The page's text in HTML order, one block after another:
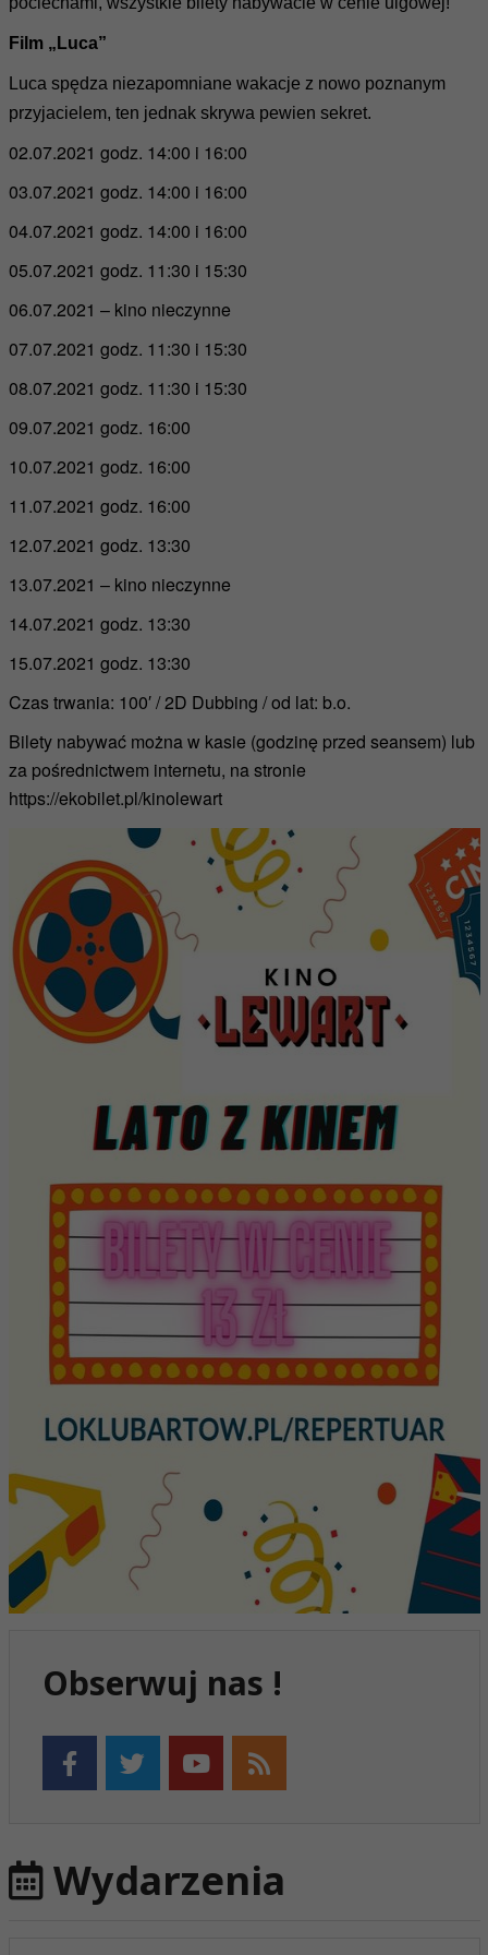
Film „Luca”
Luca spędza niezapomniane wakacje z nowo poznanym
przyjacielem, ten jednak skrywa pewien sekret.
02.07.2021 godz. 14:00 i 16:00
03.07.2021 godz. 14:00 i 16:00
04.07.2021 godz. 14:00 i 16:00
05.07.2021 godz. 11:30 i 15:30
06.07.2021 – kino nieczynne
07.07.2021 godz. 11:30 i 15:30
08.07.2021 godz. 11:30 i 15:30
09.07.2021 godz. 16:00
10.07.2021 godz. 16:00
11.07.2021 godz. 16:00
12.07.2021 godz. 13:30
13.07.2021 – kino nieczynne
14.07.2021 godz. 13:30
15.07.2021 godz. 13:30
Czas trwania: 100′ / 2D Dubbing / od lat: b.o.
Bilety nabywać można w kasie (godzinę przed seansem) lub
za pośrednictwem internetu, na stronie
https://ekobilet.pl/kinolewart
Obserwuj nas !
Wydarzenia